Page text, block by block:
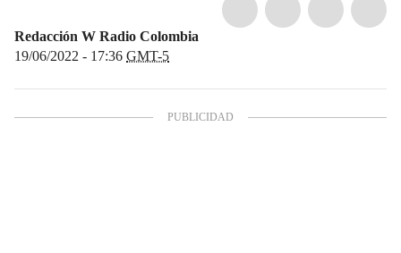
Redacción W Radio Colombia
19/06/2022 - 17:36 GMT-5